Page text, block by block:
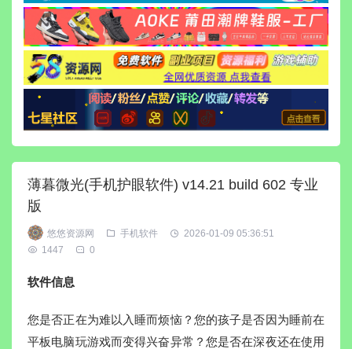
薄暮微光(手机护眼软件) v14.21 build 602 专业
版
悠悠资源网 手机软件
2026-01-09 05:36:51
1447
0
软件信息
您是否正在为难以入睡而烦恼？您的孩子是否因为睡前在
平板电脑玩游戏而变得兴奋异常？您是否在深夜还在使用